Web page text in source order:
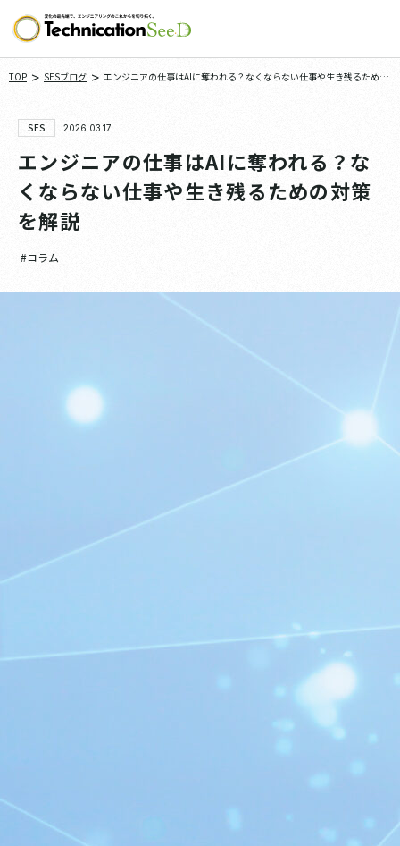
TOP > SESブログ > エンジニアの仕事はAIに奪われる？なくならない仕事や生き残るための
SES 2026.03.17
エンジニアの仕事はAIに奪われる？な
くならない仕事や生き残るための対策
を解説
#コラム